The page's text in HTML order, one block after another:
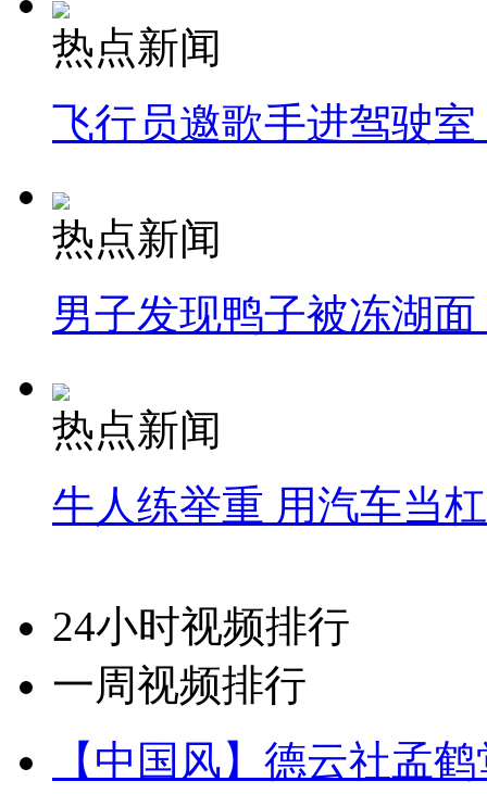
热点新闻
飞行员邀歌手进驾驶
热点新闻
男子发现鸭子被冻湖
热点新闻
牛人练举重 用汽车当
24小时视频排行
一周视频排行
【中国风】德云社孟